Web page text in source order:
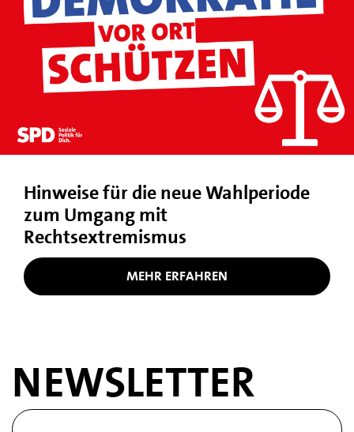
Hinweise für die neue Wahlperiode
zum Umgang mit
Rechtsextremismus
MEHR ERFAHREN
NEWSLETTER